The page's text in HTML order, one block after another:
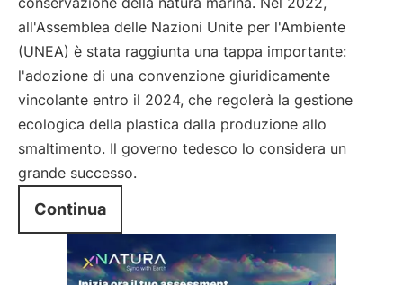
all'Assemblea delle Nazioni Unite per l'Ambiente
(UNEA) è stata raggiunta una tappa importante:
l'adozione di una convenzione giuridicamente
vincolante entro il 2024, che regolerà la gestione
ecologica della plastica dalla produzione allo
smaltimento. Il governo tedesco lo considera un
grande successo.
Continua